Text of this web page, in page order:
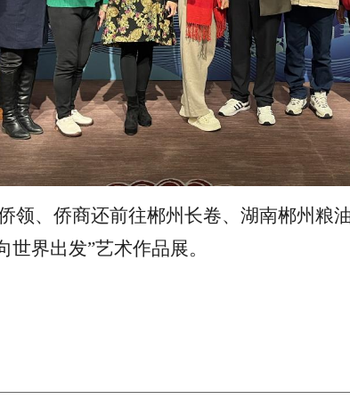
领、侨商还前往郴州长卷、湖南郴州粮
世界出发”艺术作品展。